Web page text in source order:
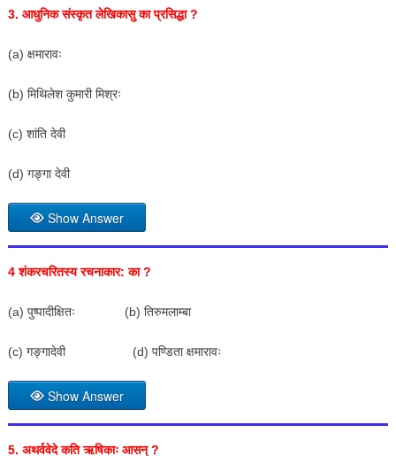
3. आधुनिक संस्कृत लेखिकासु का प्रसिद्धा ?
(a) क्षमारावः
(b) मिथिलेश कुमारी मिश्रः
(c) शांति देवी
(d) गङ्गा देवी
Show Answer
4 शंकरचरितस्य रचनाकार: का?
(a) पुष्पादीक्षितः (b) तिरुमलाम्बा
(c) गङ्गादेवी (d) पण्डिता क्षमारावः
Show Answer
5. अथर्ववेदे कति ऋषिकाः आसन्?